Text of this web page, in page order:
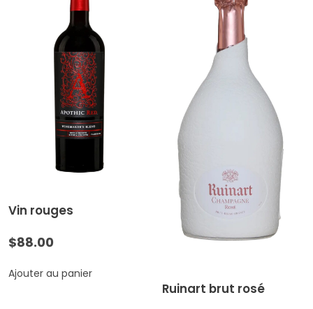
Vin rouges
$88.00
Ajouter au panier
Ruinart brut rosé